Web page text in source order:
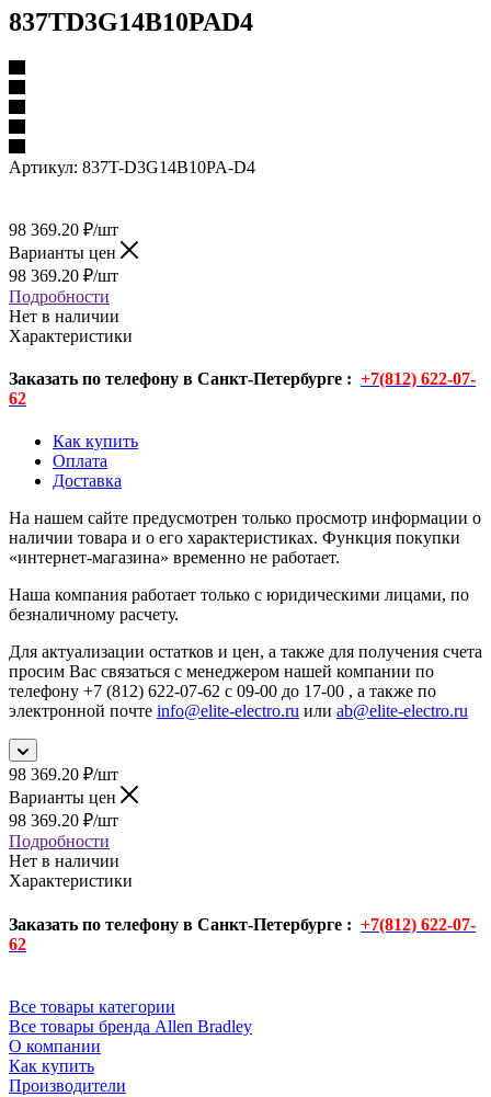
837TD3G14B10PAD4
Артикул: 837T-D3G14B10PA-D4
98 369.20 ₽/шт
Варианты цен
98 369.20 ₽/шт
Подробности
Нет в наличии
Характеристики
Заказать по телефону в Санкт-Петербурге : +7(812) 622-07-
62
Как купить
Оплата
Доставка
На нашем сайте предусмотрен только просмотр информации о
наличии товара и о его характеристиках. Функция покупки
«интернет-магазина» временно не работает.
Наша компания работает только с юридическими лицами, по
безналичному расчету.
Для актуализации остатков и цен, а также для получения счета
просим Вас связаться с менеджером нашей компании по
телефону +7 (812) 622-07-62 с 09-00 до 17-00 , а также по
электронной почте info@elite-electro.ru или ab@elite-electro.ru
98 369.20 ₽/шт
Варианты цен
98 369.20 ₽/шт
Подробности
Нет в наличии
Характеристики
Заказать по телефону в Санкт-Петербурге : +7(812) 622-07-
62
Все товары категории
Все товары бренда Allen Bradley
О компании
Как купить
Производители